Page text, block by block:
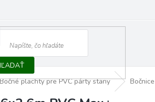
Bočné plachty pre PVC párty stany